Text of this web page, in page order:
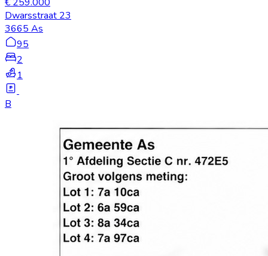
Dwarsstraat 23
3665 As
95
2
1
B